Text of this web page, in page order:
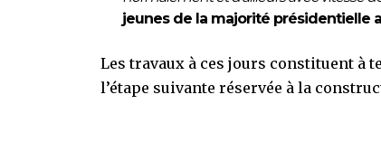
jeunes de la majorité présidentielle
Les travaux à ces jours constituent
l’étape suivante réservée à la